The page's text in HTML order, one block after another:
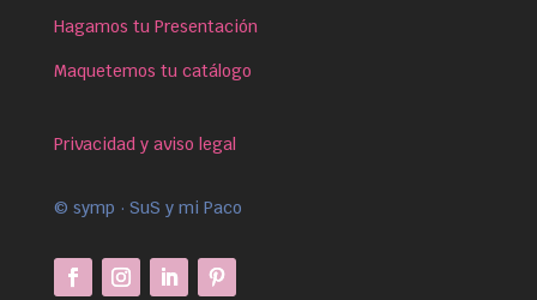
Hagamos tu Presentación
Maquetemos tu catálogo
Privacidad y aviso legal
© symp · SuS y mi Paco